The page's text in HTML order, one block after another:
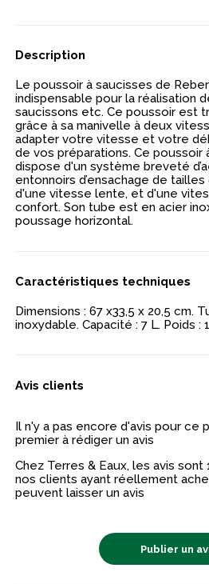
Description
Le poussoir à saucisses de
indispensable pour la réalisation
saucissons etc. Ce poussoir est
grâce à sa manivelle à deux
adapter votre vitesse et votre
de vos préparations. Ce poussoir
dispose d'un système breveté
entonnoirs d’ensachage de
d'une vitesse lente, et d'une
confort. Son tube est en acier
poussage horizontal.
Caractéristiques techniques
Dimensions : 67 x33,5 x 20,5 cm.
inoxydable. Capacité : 7 L. Poids :
Avis clients
Il n'y a pas encore d'avis pour ce
premier à rédiger un avis
Chez Terres & Eaux, les avis sont
nos clients ayant réellement
peuvent laisser un avis
Publier un